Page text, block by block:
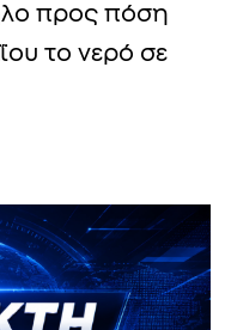
προς πόση
το νερό σε